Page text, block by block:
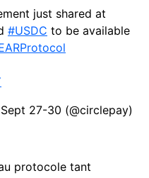
just shared at
#USDC to be available
27-30 (@circlepay)
protocole tant